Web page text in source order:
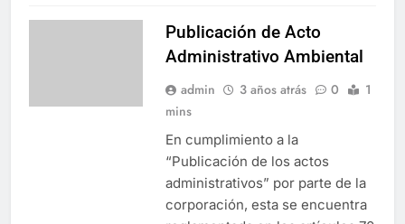
Publicación de Acto
Administrativo Ambiental
admin 3 años atrás 0
1
mins
En cumplimiento a la
“Publicación de los actos
administrativos” por parte de la
corporación, esta se encuentra